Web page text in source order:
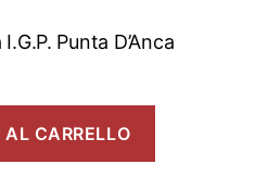
Punta D’Anca
AL CARRELLO